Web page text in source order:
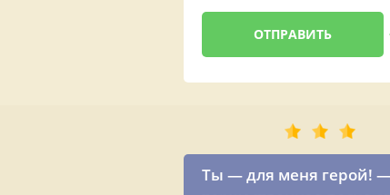
Ты — для меня герой!